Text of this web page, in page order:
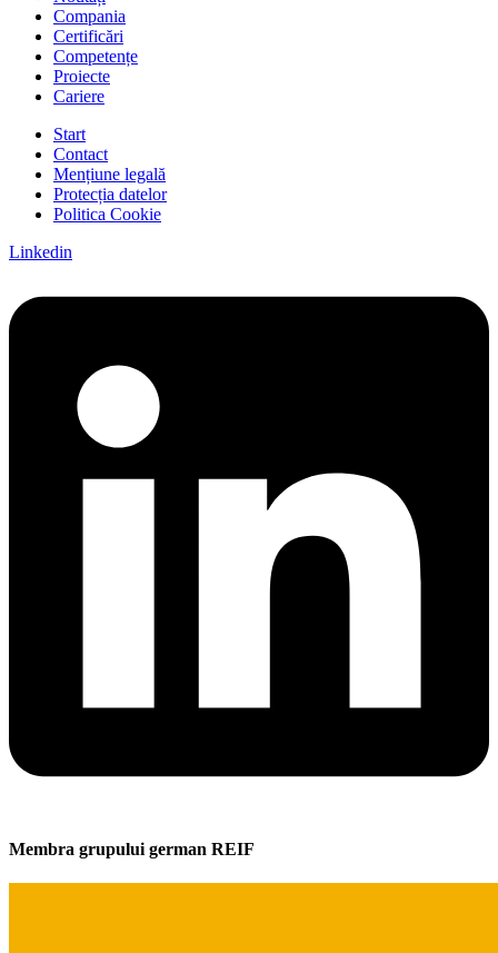
Compania
Certificări
Competențe
Proiecte
Cariere
Start
Contact
Mențiune legală
Protecția datelor
Politica Cookie
Linkedin
Membra grupului german REIF